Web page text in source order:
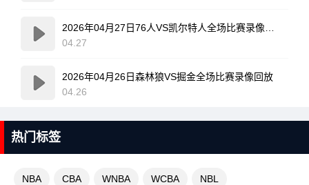
04.27
2026年04月26日森林狼VS掘金全场比赛录像回放
04.26
热门标签
NBA CBA WNBA WCBA NBL